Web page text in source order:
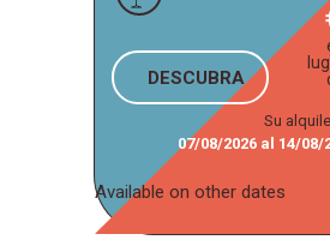
DESCUBRA
Su
07/08/2026 al 14/08/
Available on other dates